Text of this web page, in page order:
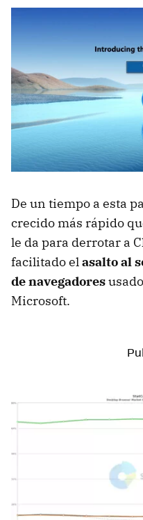
De un tiempo a esta
crecido más rápido
le da para derrotar a
facilitado el asalto al
de navegadores
Microsoft.